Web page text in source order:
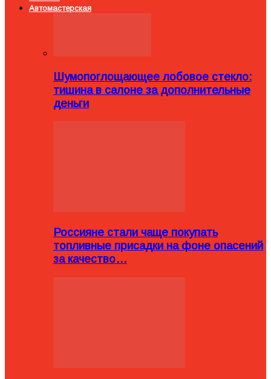
Автомастерская
Шумопоглощающее лобовое стекло:
тишина в салоне за дополнительные
деньги
Россияне стали чаще покупать
топливные присадки на фоне опасений
за качество…